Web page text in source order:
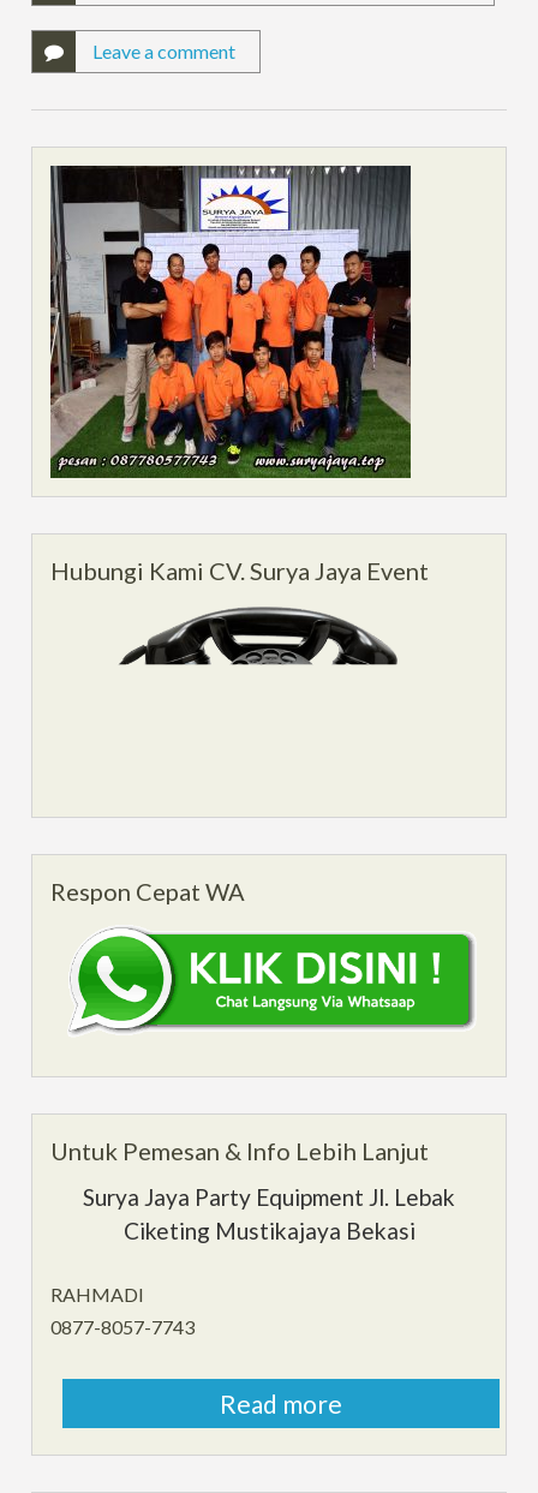
Leave a comment
Hubungi Kami CV. Surya Jaya Event
Respon Cepat WA
Untuk Pemesan & Info Lebih Lanjut
Surya Jaya Party Equipment Jl. Lebak
Ciketing Mustikajaya Bekasi
RAHMADI
0877-8057-7743
Read more